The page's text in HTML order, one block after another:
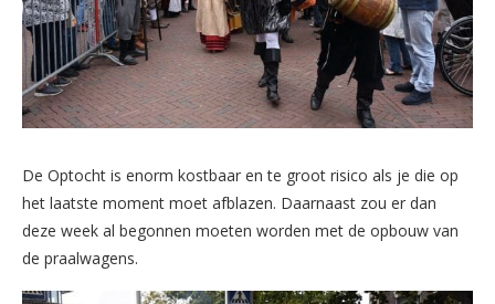
De Optocht is enorm kostbaar en te groot risico als je die op
het laatste moment moet afblazen. Daarnaast zou er dan
deze week al begonnen moeten worden met de opbouw van
de praalwagens.